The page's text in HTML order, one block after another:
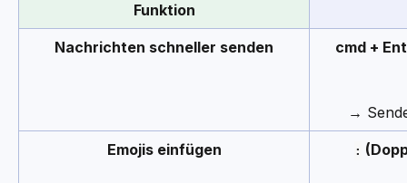
Funktion
Nachrichten schneller senden cmd +
→
Emojis einfügen :